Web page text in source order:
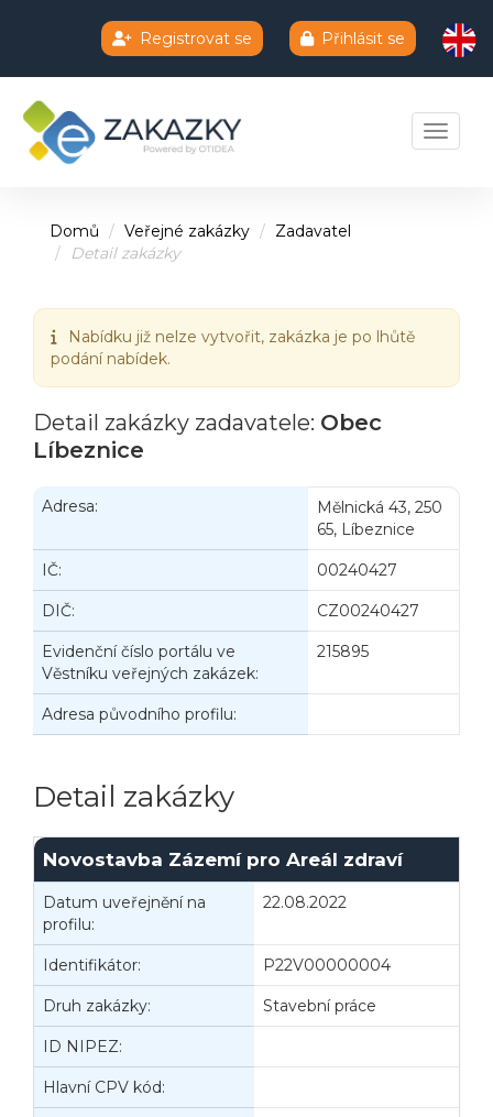
Registrovat se Přihlásit se
Toggle
Domů Veřejné zakázky
Zadavatel
Detail zakázky
Nabídku již nelze vytvořit, zakázka je po lhůtě
podání nabídek.
Detail zakázky zadavatele: Obec
Líbeznice
Adresa:
Mělnická 43, 250
65, Líbeznice
IČ: 00240427
DIČ: CZ00240427
Evidenční číslo portálu ve
Věstníku veřejných zakázek:
215895
Adresa původního profilu:
Detail zakázky
Novostavba Zázemí pro Areál zdraví
Datum uveřejnění na
profilu:
22.08.2022
Identifikátor: P22V00000004
Druh zakázky: Stavební práce
ID NIPEZ:
Hlavní CPV kód:
Chatbot e-zakazky